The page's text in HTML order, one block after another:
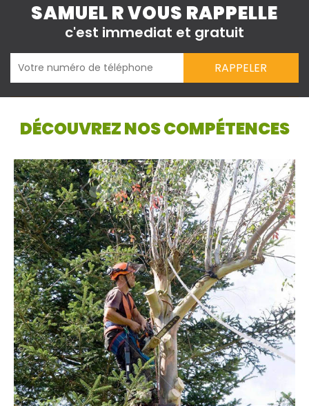
SAMUEL R VOUS RAPPELLE
c'est immediat et gratuit
DÉCOUVREZ NOS COMPÉTENCES